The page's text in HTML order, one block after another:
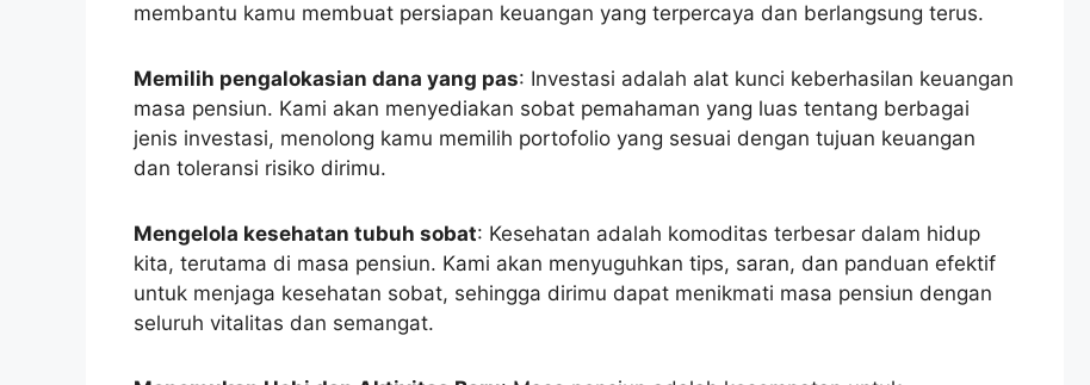
membantu kamu membuat persiapan keuangan yang terpercaya dan berlangsung terus.
Memilih pengalokasian dana yang pas: Investasi adalah alat kunci keberhasilan keuangan
masa pensiun. Kami akan menyediakan sobat pemahaman yang luas tentang berbagai
jenis investasi, menolong kamu memilih portofolio yang sesuai dengan tujuan keuangan
dan toleransi risiko dirimu.
Mengelola kesehatan tubuh sobat: Kesehatan adalah komoditas terbesar dalam hidup
kita, terutama di masa pensiun. Kami akan menyuguhkan tips, saran, dan panduan efektif
untuk menjaga kesehatan sobat, sehingga dirimu dapat menikmati masa pensiun dengan
seluruh vitalitas dan semangat.